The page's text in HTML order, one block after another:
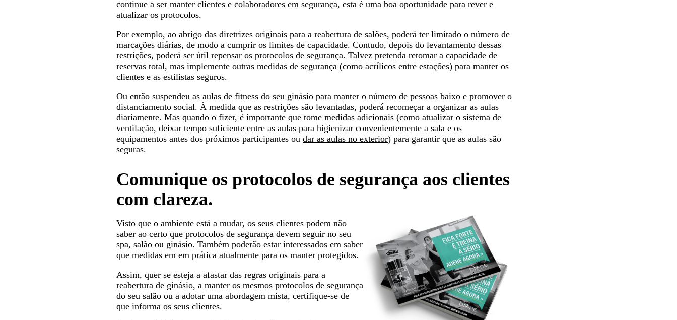
continue a ser manter clientes e colaboradores em segurança, esta é uma boa oportunidade para rever e
atualizar os protocolos.
Por exemplo, ao abrigo das diretrizes originais para a reabertura de salões, poderá ter limitado o número de
marcações diárias, de modo a cumprir os limites de capacidade. Contudo, depois do levantamento dessas
restrições, poderá ser útil repensar os protocolos de segurança. Talvez pretenda retomar a capacidade de
reservas total, mas implemente outras medidas de segurança (como acrílicos entre estações) para manter os
clientes e as estilistas seguros.
Ou então suspendeu as aulas de fitness do seu ginásio para manter o número de pessoas baixo e promover o
distanciamento social. À medida que as restrições são levantadas, poderá recomeçar a organizar as aulas
diariamente. Mas quando o fizer, é importante que tome medidas adicionais (como atualizar o sistema de
ventilação, deixar tempo suficiente entre as aulas para higienizar convenientemente a sala e os
equipamentos antes dos próximos participantes oudar as aulas no exterior) para garantir que as aulas são
seguras.
Comunique os protocolos de segurança aos clientes
com clareza.
Visto que o ambiente está a mudar, os seus clientes podem não
saber ao certo que protocolos de segurança devem seguir no seu
spa, salão ou ginásio. Também poderão estar interessados em saber
que medidas em em prática atualmente para os manter protegidos.
Assim, quer se esteja a afastar das regras originais para a
reabertura de ginásio, a manter os mesmos protocolos de segurança
do seu salão ou a adotar uma abordagem mista, certifique-se de
que informa os seus clientes.